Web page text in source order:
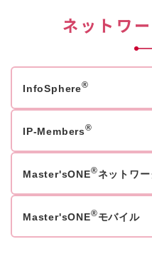
ネットワ
InfoSphere®
IP-Members®
Master'sONE®ネットワー
Master'sONE®モバイル